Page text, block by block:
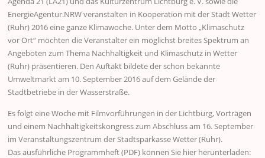
EnergieAgentur.NRW veranstalten in Kooperation mit der Stadt Wetter
(Ruhr) 2016 eine ganze Klimawoche. Unter dem Motto „Klimaschutz
vor Ort“ möchten die Veranstalter ein möglichst breites Spektrum an
Angeboten zum Thema Nachhaltigkeit und Klimaschutz in Wetter
(Ruhr) präsentieren. Den Auftakt bildete der schon bekannte
Umweltmarkt am 10. September 2016 auf dem Gelände der
Stadtbetriebe in der Wasserstraße.
Es folgt eine Woche mit Filmvorführungen in der Lichtburg, Vorträgen
und einem Nachhaltigkeitskongress zum Abschluss am 16. September
im Veranstaltungszentrum der Stadtsparkasse Wetter (Ruhr).
Das ausführliche Programmheft (PDF) können Sie hier herunterladen: